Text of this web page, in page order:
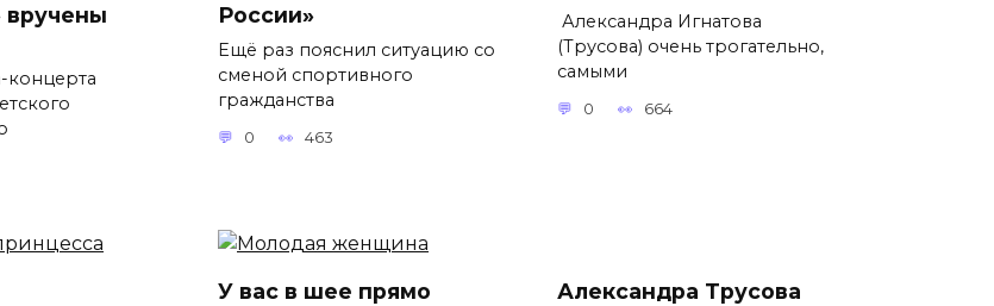
вручены
концерта
России»
Ещё раз пояснил ситуацию со
сменой спортивного
гражданства
0 463
Александра Игнатова
(Трусова) очень трогательно,
самыми
0 664
У вас в шее прямо
Александра Трусова